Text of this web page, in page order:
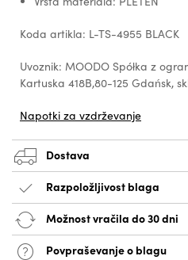
Koda artikla: L-TS-4955 BLACK
Uvoznik: MOODO Spółka z
Kartuska 418B,80-125 Gdańsk,
Napotki za vzdrževanje
Dostava
Razpoložljivost blaga
Možnost vračila do 30 dni
Povpraševanje o blagu